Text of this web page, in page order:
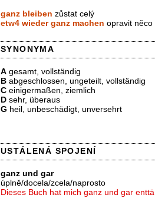
ganz bleiben zůstat celý
etw4 wieder ganz machen opravit
SYNONYMA
A gesamt, vollständig
B abgeschlossen, ungeteilt, vollständig
C einigermaßen, ziemlich
D sehr, überaus
G heil, unbeschädigt, unversehrt
USTÁLENÁ SPOJENÍ
ganz und gar
úplně/docela/zcela/naprosto
Dieses Buch hat mich ganz und gar